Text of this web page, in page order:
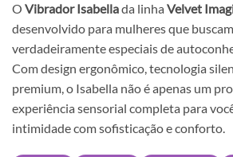
O Vibrador Isabellada linha Velvet
desenvolvido para mulheres que
verdadeiramente especiais de
Com design ergonômico, tecnologia
premium, o Isabella não é apenas um
experiência sensorial completa para
intimidade com sofisticação e conforto.